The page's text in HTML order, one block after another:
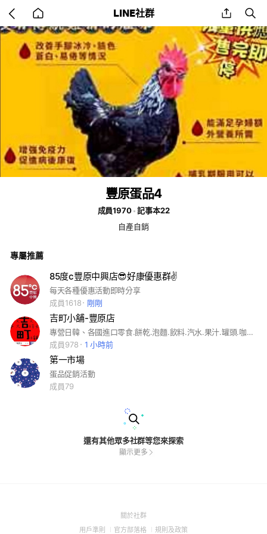
back
to
home
LINE社群 share
豐原蛋品4
成員1970
記事本22
自產自銷
專屬推薦
85度c豐原中興店😎好康優惠群✌️
每天各種優惠活動即時分享
成員1618
剛剛
吉町小舖-豐原店
專營日韓、各國進口零食.餅乾.泡麵.飲料.汽水.果汁.罐頭.咖啡.巧克力.蜜餞.果乾.海苔
成員978
1 小時前
第一市場
蛋品促銷活動
成員79
還有其他眾多社群等您來探索
顯示更多
關於社群(Open
用戶準則 (Open
官方部落格 (Open
規則及政策(Open